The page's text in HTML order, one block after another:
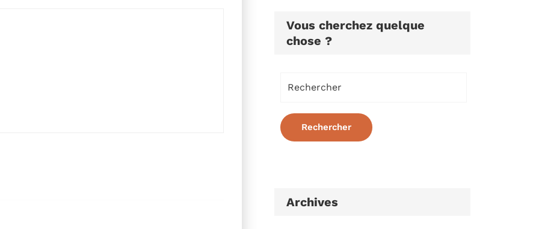
Vous cherchez quelque
chose ?
Archives